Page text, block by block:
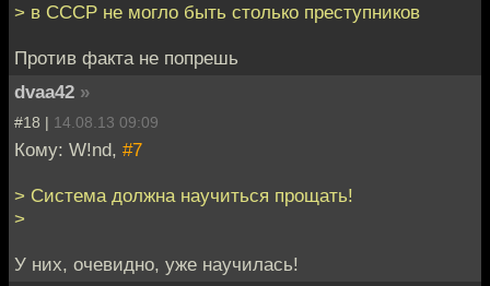
> в СССР не могло быть столько преступников
Против факта не попрешь
dvaa42 »
#18 | 14.08.13 09:09
Кому: W!nd, #7
> Система должна научиться прощать!
>
У них, очевидно, уже научилась!